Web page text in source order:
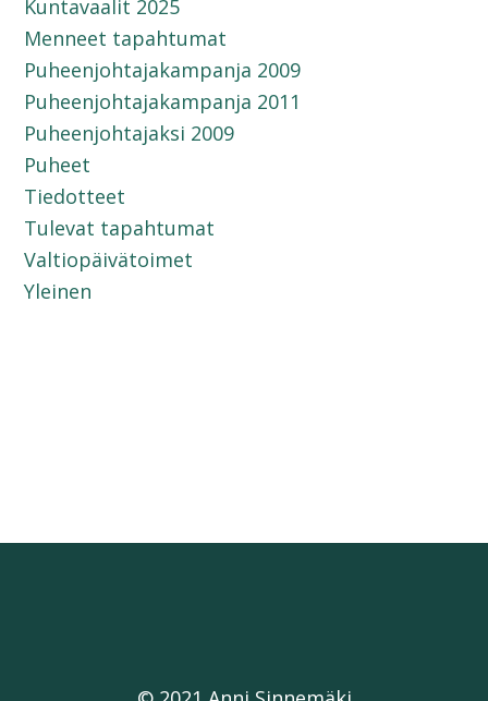
Kuntavaalit 2025
Menneet tapahtumat
Puheenjohtajakampanja 2009
Puheenjohtajakampanja 2011
Puheenjohtajaksi 2009
Puheet
Tiedotteet
Tulevat tapahtumat
Valtiopäivätoimet
Yleinen